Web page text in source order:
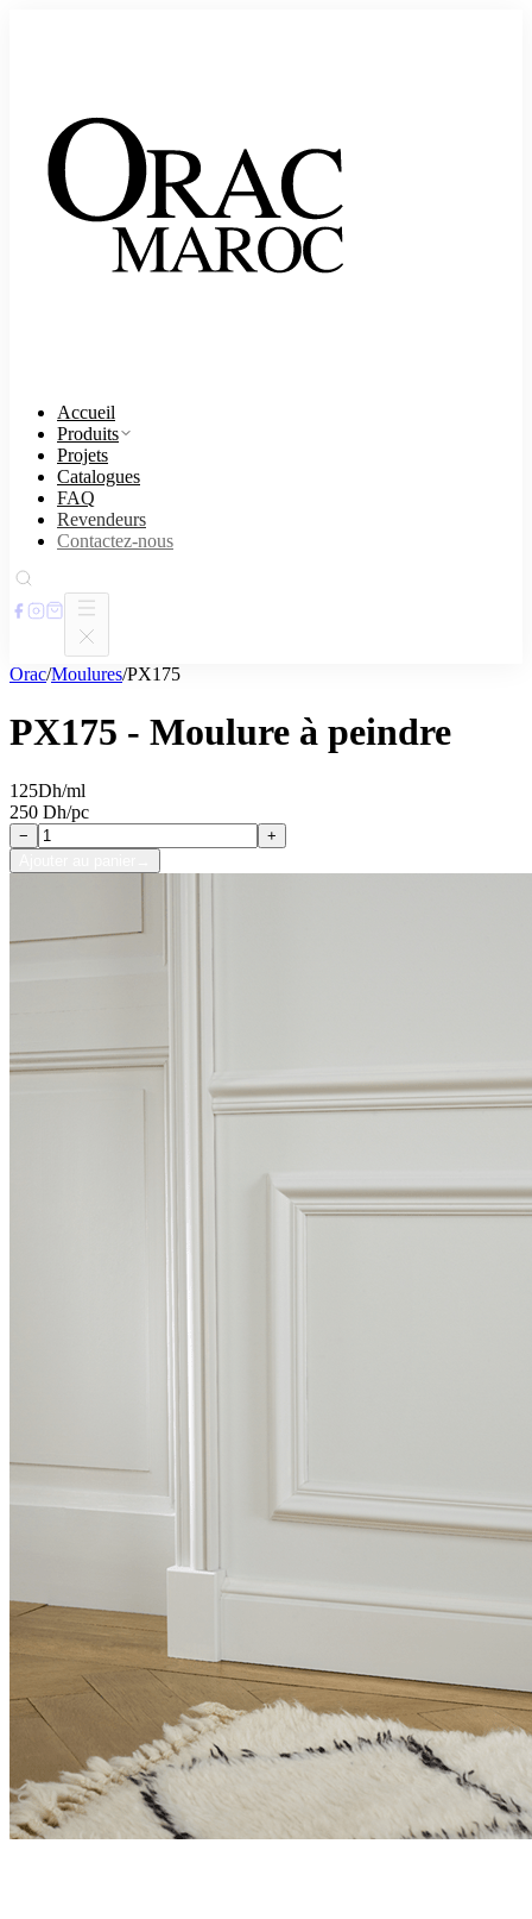
Accueil
Produits
Projets
Catalogues
FAQ
Revendeurs
Contactez-nous
Orac/Moulures/PX175
PX175 - Moulure à peindre
125Dh/ml
250 Dh/pc
−
+